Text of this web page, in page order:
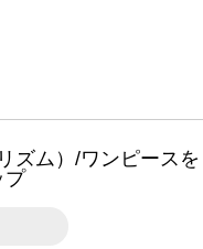
ズム）/ワンピースを
プ